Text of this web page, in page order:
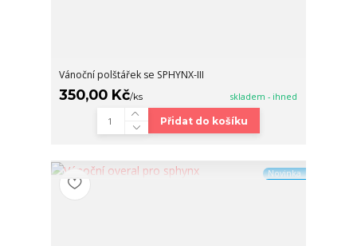
Vánoční polštářek se SPHYNX-III
350,00 Kč/ks skladem - ihned
Přidat do košíku
Novinka